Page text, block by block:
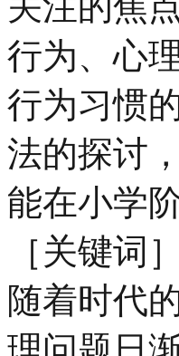
行为、心
行为习惯
法的探讨
能在小学
［关键词
随着时代